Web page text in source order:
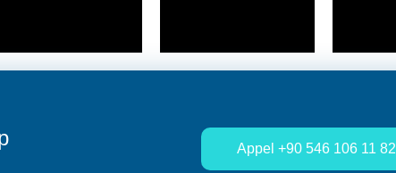
Appel +90 546 106 11 82